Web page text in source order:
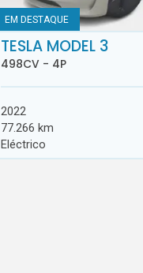
EM DESTAQUE
TESLA MODEL 3
498CV - 4P
2022
77.266 km
Eléctrico